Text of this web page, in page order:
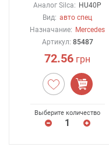
Аналог Silca: HU40P
Вид: авто спец
Назначание: Mercedes
Артикул: 85487
72.56 грн
Выберите количество